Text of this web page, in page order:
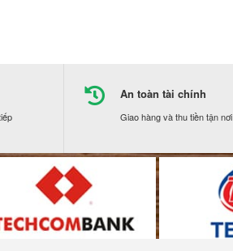
An toàn tài chính
Giao hàng và thu tiền tận nơi